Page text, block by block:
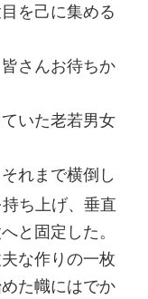
を己に集める
さんお待ちか
いた老若男女
れまで横倒し
持ち上げ、垂直
と固定した。
な作りの一枚
た幟にはでか